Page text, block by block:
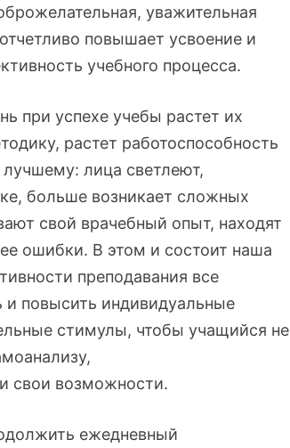
уважительная
повышает усвоение и
учебного процесса.
при успехе учебы растет их
растет работоспособность
лица светлеют,
больше возникает сложных
свой врачебный опыт, находят
ошибки. В этом и состоит наша
преподавания все
повысить индивидуальные
стимулы, чтобы учащийся не
свои возможности.
ежедневный